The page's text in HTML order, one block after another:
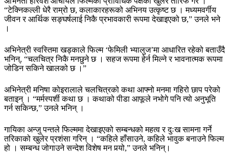
“टेक्निकल्ली धेरै राम्रो छ, कलाकारहरूको अभिनय उत्कृष्ट छ । मध्यमवर्गीय
जीवन र आर्थिक सङ्घर्षलाई निकै प्रभावकारी रूपमा देखाइएको छ,” उनले भने
।
अभिनेत्री स्वस्तिमा खड्काले फिल्म ‘फेमिली भ्यालुज’मा आधारित रहेको बताउँदै
भनिन्, “चलचित्र निकै मनछुने छ । सहज रूपमा हेर्न मिल्ने र भावनात्मक रूपमा
जोडिन सकिने खालको छ ।”
अभिनेत्री मनिषा कोइरालाले चलचित्रको कथा आफ्नो मनमा गहिरो छाप परेको
बताइन् । “मर्मस्पर्शी कथा छ । कथाको पीडा आफूले नभोगे पनि त्यो अनुभूति
गर्न सकिन्छ,” उनले भनिन् ।
गायिका अन्जु पन्तले फिल्ममा देखाइएको सम्बन्धको महत्व र दुःख सामना गर्ने
तरिकाको खुलेर प्रशंसा गरिन् । “कहिले हाँसाउने, कहिले भावुक बनाउने फिल्म
हो । सम्बन्ध जोगाउने सन्देश विशेष मन पर्‍यो,” उनले भनिन्।